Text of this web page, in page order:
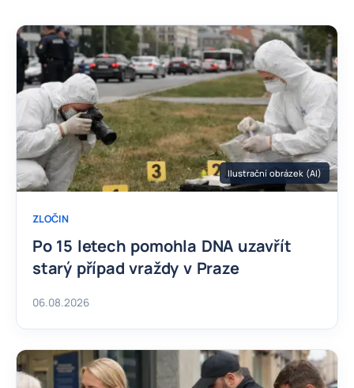
Ilustrační obrázek (AI)
ZLOČIN
Po 15 letech pomohla DNA uzavřít
starý případ vraždy v Praze
06.08.2026